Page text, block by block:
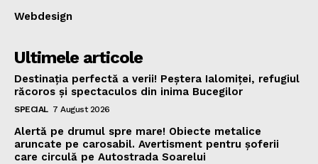
Webdesign
Ultimele articole
Destinația perfectă a verii! Peștera Ialomiței, refugiul
răcoros și spectaculos din inima Bucegilor
SPECIAL 7 August 2026
Alertă pe drumul spre mare! Obiecte metalice
aruncate pe carosabil. Avertisment pentru șoferii
care circulă pe Autostrada Soarelui